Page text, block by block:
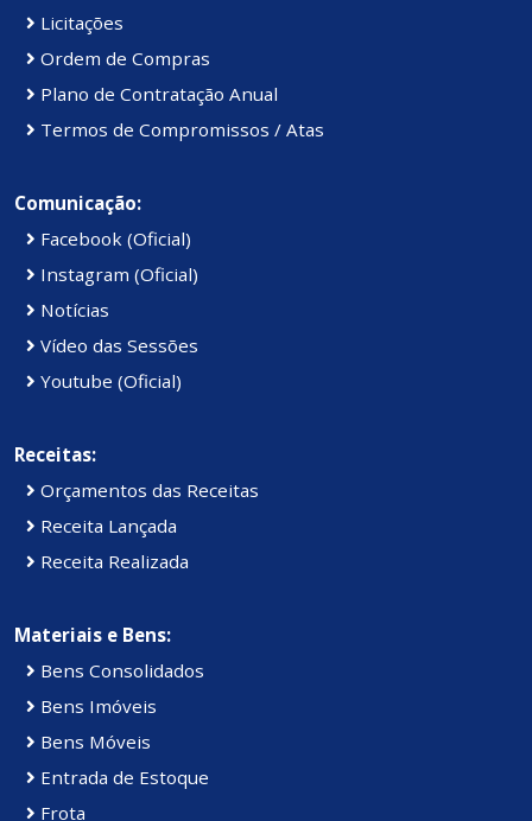
Licitações
Ordem de Compras
Plano de Contratação Anual
Termos de Compromissos / Atas
Comunicação:
Facebook (Oficial)
Instagram (Oficial)
Notícias
Vídeo das Sessões
Youtube (Oficial)
Receitas:
Orçamentos das Receitas
Receita Lançada
Receita Realizada
Materiais e Bens:
Bens Consolidados
Bens Imóveis
Bens Móveis
Entrada de Estoque
Frota